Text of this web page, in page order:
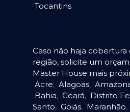
Tocantins.
Caso não haja cobertura
região, solicite um
Master House mais
Acre, Alagoas,
Bahia, Ceará, Distrito
Santo, Goiás, Maranhão,